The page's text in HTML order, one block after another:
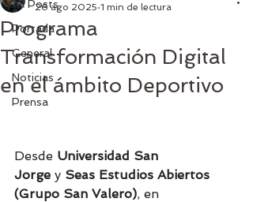
All Posts
Portada
General
Noticias
Prensa
Programa
Transformación Digital
en el ámbito Deportivo
26 ago 2025 1 min de lectura
Desde Universidad San
Jorge y Seas Estudios Abiertos
(Grupo San Valero), en